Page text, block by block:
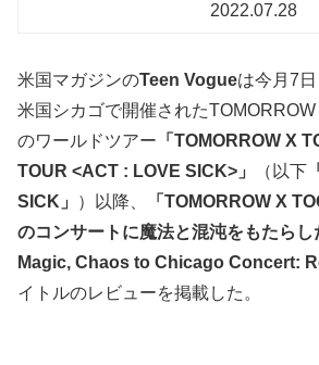
2022.07.28
米国マガジンのTeen Vogueは今月7日
米国シカゴで開催された
のワールドツアー 「TOMORROW X
TOUR <ACT : LOVE SICK>」
（以下
SICK」
）以降、
「TOMORROW X
のコンサートに魔法と混沌をもたら
Magic, Chaos to Chicago Concert:
イトルのレビューを掲載した。